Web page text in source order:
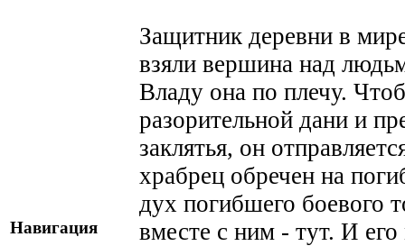
Навигация
Защитник деревни в
взяли вершина над
Владу она по плечу.
разорительной дани и
заклятья, он
храбрец обречен на
дух погибшего боевого
вместе с ним - тут. И